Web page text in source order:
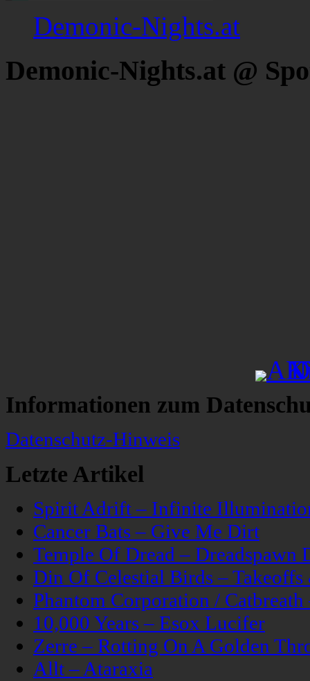
Demonic-Nights.at
Demonic-Nights.at @
Informationen zum
Datenschutz-Hinweis
Letzte Artikel
Spirit Adrift – Infinite
Cancer Bats – Give Me Dirt
Temple Of Dread – Dreadspawn
Din Of Celestial Birds –
Phantom Corporation /
10,000 Years – Esox Lucifer
Zerre – Rotting On A Golden
Allt – Ataraxia